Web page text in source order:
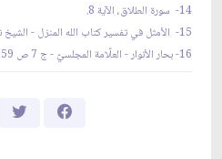
14- سورة الطلاق، الآية 8.
15- الأمثل في تفسير كتاب الله المنزل - الشيخ ناصر مكارم الشيرازي - ج 7 ص 385.
16- بحار الأنوار - العلّامة المجلسيّ - ج 7 ص 259.